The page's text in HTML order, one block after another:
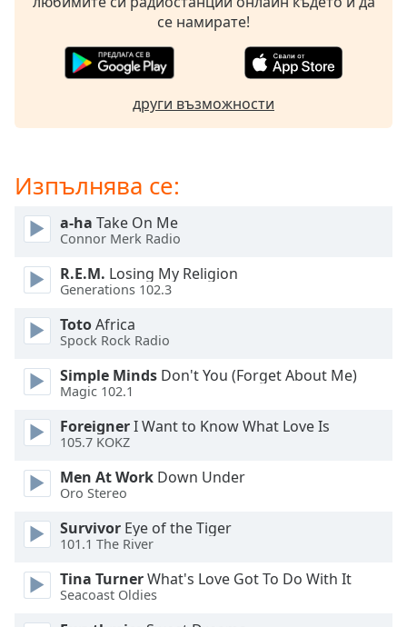
cancel
the
Text
Color
Opacity
Text
Background
Background
Color
се намирате!
други възможности
Изпълнява се:
a-ha Take On Me
Connor Merk Radio
R.E.M. Losing My Religion
Generations 102.3
TotoAfrica
Spock Rock Radio
Simple Minds Don't You (Forget About Me)
Magic 102.1
ForeignerI Want to Know What Love Is
105.7 KOKZ
Men At Work Down Under
Oro Stereo
Survivor Eye of the Tiger
101.1 The River
Tina TurnerWhat's Love Got To Do With It
Seacoast Oldies